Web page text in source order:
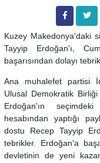
Kuzey Makedonya'daki
Tayyip Erdoğan'ı,
başarısından dolayı
Ana muhalefet partisi
Ulusal Demokratik
Erdoğan'ın
hesabından yaptığı
dostu Recep Tayyip
tebrikler. Erdoğan'a
devletinin de yeni